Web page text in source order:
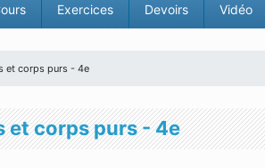
Exercices Devoirs Vidéo
et corps purs - 4e
et corps purs - 4e